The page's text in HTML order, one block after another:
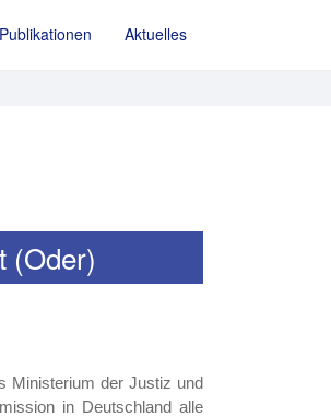
Publikationen Aktuelles
(Oder)
Ministerium der Justiz und
in Deutschland alle